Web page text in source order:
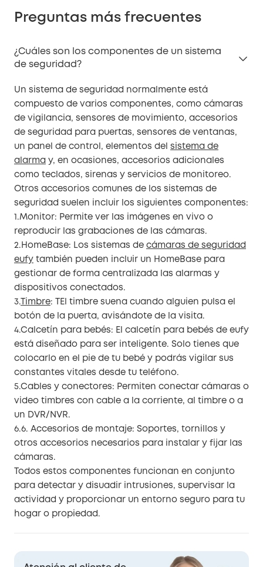
Preguntas más frecuentes
¿Cuáles son los componentes de un sistema
de seguridad?
Un sistema de seguridad normalmente está
compuesto de varios componentes, como cámaras
de vigilancia, sensores de movimiento, accesorios
de seguridad para puertas, sensores de ventanas,
un panel de control, elementos del sistema de
alarma y, en ocasiones, accesorios adicionales
como teclados, sirenas y servicios de monitoreo.
Otros accesorios comunes de los sistemas de
seguridad suelen incluir los siguientes componentes:
1.Monitor: Permite ver las imágenes en vivo o
reproducir las grabaciones de las cámaras.
2.HomeBase: Los sistemas de cámaras de seguridad
eufy también pueden incluir un HomeBase para
gestionar de forma centralizada las alarmas y
dispositivos conectados.
3. Timbre: TEl timbre suena cuando alguien pulsa el
botón de la puerta, avisándote de la visita.
4.Calcetín para bebés: El calcetín para bebés de eufy
está diseñado para ser inteligente. Solo tienes que
colocarlo en el pie de tu bebé y podrás vigilar sus
constantes vitales desde tu teléfono.
5.Cables y conectores: Permiten conectar cámaras o
video timbres con cable a la corriente, al timbre o a
un DVR/NVR.
6.6. Accesorios de montaje: Soportes, tornillos y
otros accesorios necesarios para instalar y fijar las
cámaras.
Todos estos componentes funcionan en conjunto
para detectar y disuadir intrusiones, supervisar la
actividad y proporcionar un entorno seguro para tu
hogar o propiedad.